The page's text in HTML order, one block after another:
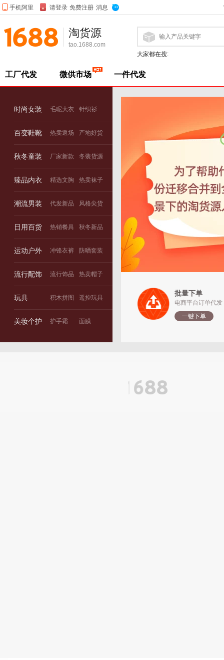
淘货源
tao.1688.com
大家都在搜:
工厂代发 微供市场 一件代发
时尚女装 毛呢大衣 针织衫
百变鞋靴 热卖返场 产地好货
秋冬童装 厂家新款 冬装货源
臻品内衣 精选文胸 热卖袜子
潮流男装 代发新品 风格尖货
日用百货 热销餐具 秋冬新品
运动户外 冲锋衣裤 防晒套装
流行配饰 流行饰品 热卖帽子
玩具 积木拼图 遥控玩具
美妆个护 护手霜 面膜
批量下单
电商平台订单代发
一键下单